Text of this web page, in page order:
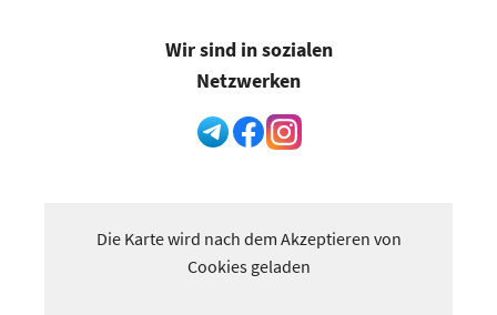
Wir sind in sozialen
Netzwerken
Die Karte wird nach dem Akzeptieren von
Cookies geladen